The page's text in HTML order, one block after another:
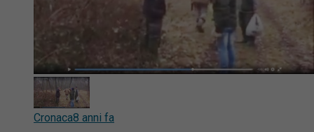
Cronaca8 anni fa